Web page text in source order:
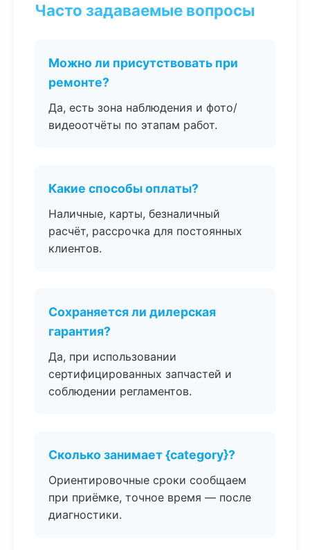
Часто задаваемые вопросы
Можно ли присутствовать при
ремонте?
Да, есть зона наблюдения и фото/
видеоотчёты по этапам работ.
Какие способы оплаты?
Наличные, карты, безналичный
расчёт, рассрочка для постоянных
клиентов.
Сохраняется ли дилерская
гарантия?
Да, при использовании
сертифицированных запчастей и
соблюдении регламентов.
Сколько занимает {category}?
Ориентировочные сроки сообщаем
при приёмке, точное время — после
диагностики.